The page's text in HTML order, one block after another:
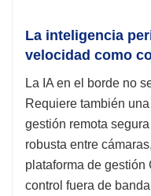
La inteligencia
velocidad como
La IA en el borde no
Requiere también
gestión remota
robusta entre
plataforma de gestión
control fuera de